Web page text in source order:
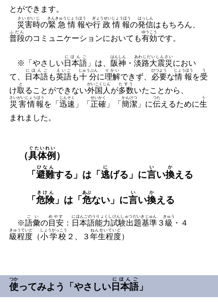
とができます。
災害時
さいがいじ
の緊急情報
きんきゅうじょうほう
や行政情報
ぎょうせいじょうほう
の発信
はっしん
はもちろん、
普段
ふだん
のコミュニケーションにおいても有効
ゆうこう
です。
※「やさしい 日本語
にほんご
」は、 阪神
はんしん
・淡路大震災
あわじだいしんさい
におい
て、
日本語
にほんご
も英語
えいご
も十分
じゅうぶん
に理解
りかい
できず、 必要
ひつよう
な情報
じょうほう
を受
う
け取
と
ることができない外国人
がいこくじん
が多数
たすう
いたことから、
災害情報
さいがいじょうほう
を「迅速
じんそく
」「 正確
せいかく
」「簡潔
かんけつ
」に伝
つた
えるために生
う
まれました。
（具体例
ぐたいれい
）
「避難
ひなん
する」は「逃
に
げる」に言
い
い換
か
える
「危険
きけん
」は「危
あぶ
ない」に言
い
い換
か
える
※語彙
ごい
の目安
めやす
： 日本語能力試験出題基準
にほんごのうりょくしけんしゅつだいきじゅん
３級
きゅう
・４
級程度
きゅうていど
（小学校
しょうがっこう
２、３年生程度
ねんせいていど
）
使
つか
ってみよう「やさしい 日本語
にほんご
」